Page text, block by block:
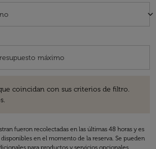
keyboard_arrow_down
coincidan con sus criterios de filtro.
fueron recolectadas en las últimas 48 horas y es
en el momento de la reserva. Se pueden
para productos y servicios opcionales.